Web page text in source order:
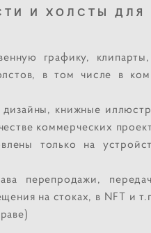
И ХОЛСТЫ ДЛЯ
графику,
в том числе в
книжные
коммерческих
только на
перепродажи,
на стоках, в NFT и